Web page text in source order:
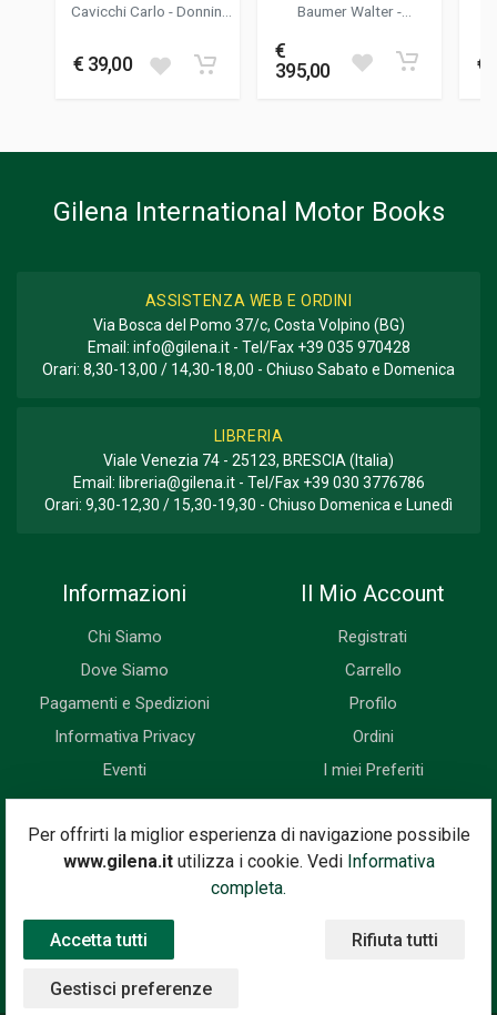
FERRARI AND THE
Cavicchi Carlo -Donnini
€ 39,00
FORMULA 1 CAR
Baumer Walter-
€
395,00
€
Per offrirti la miglior esperienza di navigazione possibile
www.gilena.itutilizza i cookie. Vedi Informativa
completa.
Accetta tutti Rifiuta tutti
Gestisci preferenze
Gilena International Motor Books
ASSISTENZA WEB E ORDINI
Via Bosca del Pomo 37/c, Costa Volpino (BG)
Email: info@gilena.it- Tel/Fax +39 035 970428
Orari: 8,30-13,00 / 14,30-18,00 - Chiuso Sabato e Domenica
LIBRERIA
Viale Venezia 74 - 25123, BRESCIA (Italia)
Email: libreria@gilena.it- Tel/Fax +39 030 3776786
Orari: 9,30-12,30 / 15,30-19,30 - Chiuso Domenica e Lunedì
Informazioni
Chi Siamo
Dove Siamo
Pagamenti e Spedizioni
Informativa Privacy
Eventi
Il Mio Account
Registrati
Carrello
Profilo
Ordini
I miei Preferiti
Newsletter
Iscriviti subito alla nostra newsletter. Riceverai prima di tutti le
novità, le offerte, i prossimi eventi...
Indirizzo Email
Iscriviti